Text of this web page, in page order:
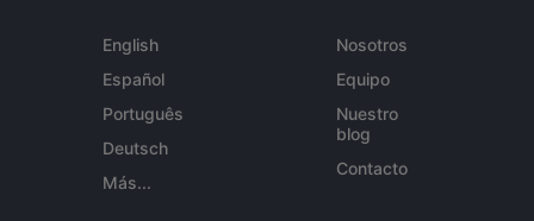
English
Español
Português
Deutsch
Más...
Nosotros
Equipo
Nuestro
blog
Contacto